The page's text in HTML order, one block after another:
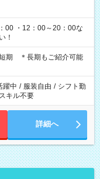
00 ・12：00～20：00な
！
期 ＊長期もご紹介可能
躍中 / 服装自由 / シフト勤
キル不要
詳細へ